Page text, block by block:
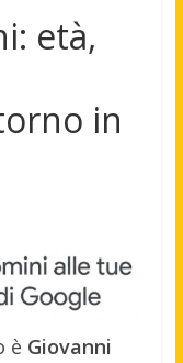
età,
in
è Giovanni